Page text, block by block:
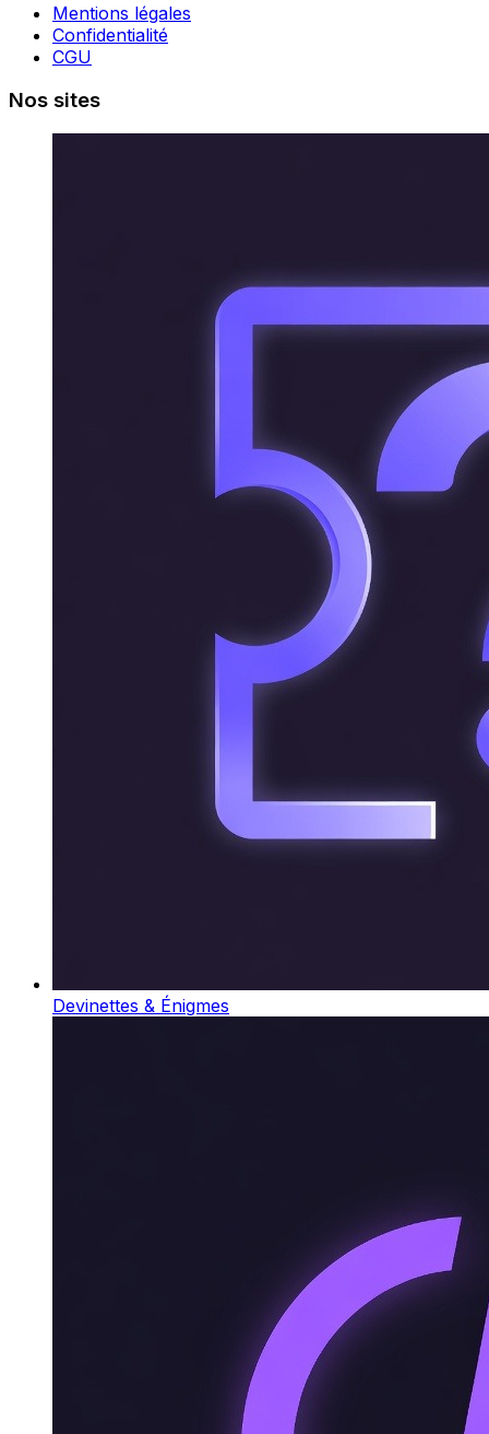
Mentions légales
Confidentialité
CGU
Nos sites
Devinettes & Énigmes